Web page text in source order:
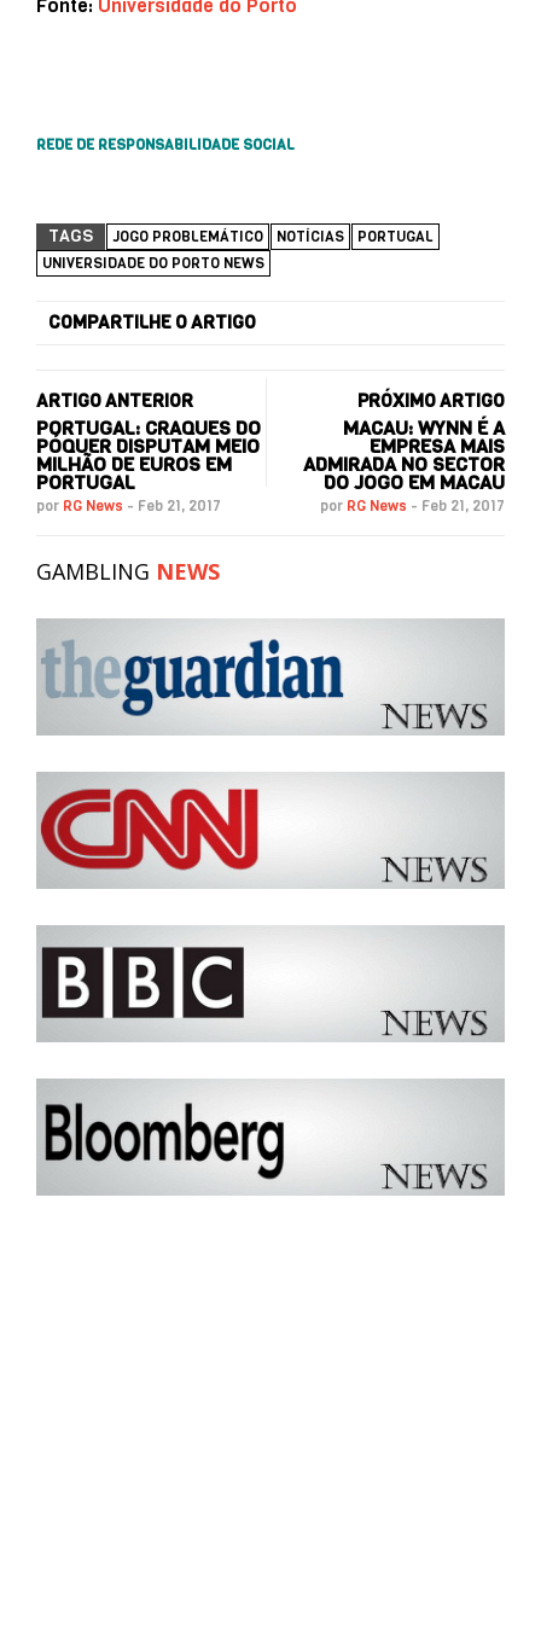
Fonte: Universidade do Porto
REDE DE RESPONSABILIDADE SOCIAL
TAGS JOGO PROBLEMÁTICO NOTÍCIAS
PORTUGAL
UNIVERSIDADE DO PORTO NEWS
COMPARTILHE O ARTIGO
ARTIGO ANTERIOR
PORTUGAL: CRAQUES DO
PÓQUER DISPUTAM MEIO
MILHÃO DE EUROS EM
PORTUGAL
por RG News - Feb 21, 2017
PRÓXIMO ARTIGO
MACAU: WYNN É A
EMPRESA MAIS
ADMIRADA NO SECTOR
DO JOGO EM MACAU
por RG News - Feb 21, 2017
GAMBLING NEWS